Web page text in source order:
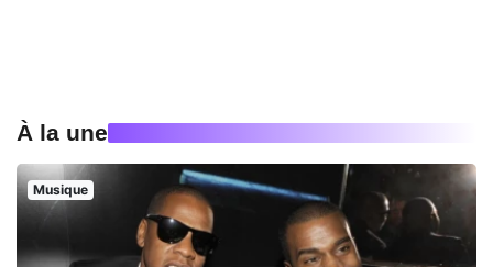
À la une
Musique